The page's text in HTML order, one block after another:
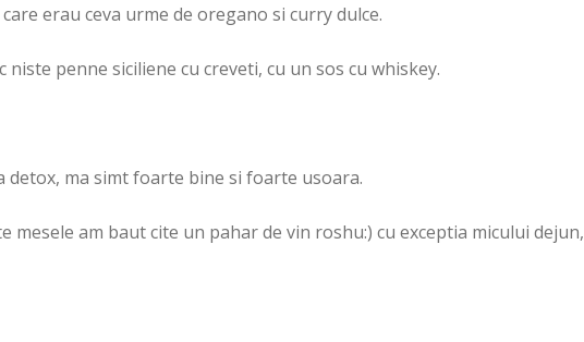
erau ceva urme de oregano si curry dulce.
penne siciliene cu creveti, cu un sos cu whiskey.
detox, ma simt foarte bine si foarte usoara.
mesele am baut cite un pahar de vin roshu:) cu exceptia micului dejun,